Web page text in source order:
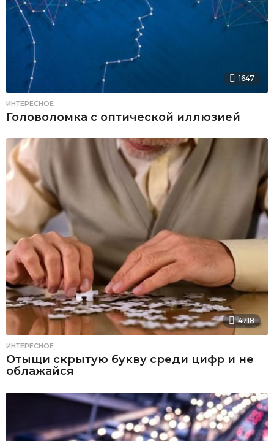
1647
ИНТЕРЕСНОЕ
Головоломка с оптической иллюзией
4718
ИНТЕРЕСНОЕ
Отыщи скрытую букву среди цифр и не
облажайся